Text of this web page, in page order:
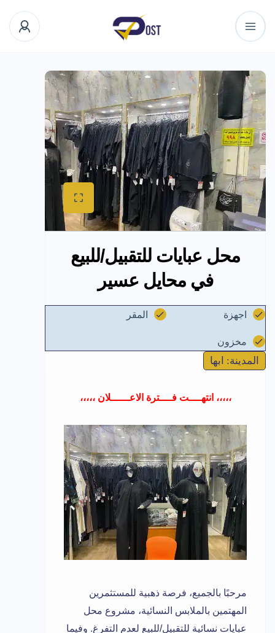
محل عبايات للتقبيل/للبيع
في محايل عسير
اجهزة المقر
مخزون
المدينة: ابها
،،،،، انتهــــت فــــترة الاعــــــلان ،،،،،
مرحبًا بالجميع، فرصة ذهبية للمستثمرين
المهتمين بالملابس النسائية، مشروع محل
عبايات نسائية للتقبيل/للبيع لعدم التفرغ. وفيما